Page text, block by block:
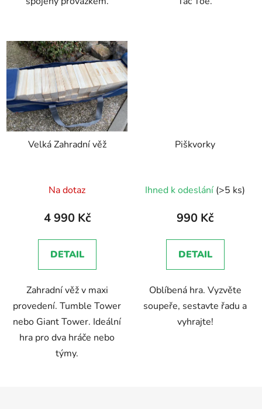
Velká Zahradní věž
hodnocení
produktu
5,0
z
hvězdiček.
Na dotaz
4 990 Kč
DETAIL
Zahradní věž v maxi
provedení. Tumble Tower
nebo Giant Tower. Ideální
hra pro dva hráče nebo
týmy.
Piškvorky
Ihned k odeslání (>5 ks)
990 Kč
DETAIL
Oblíbená hra. Vyzvěte
soupeře, sestavte řadu a
vyhrajte!